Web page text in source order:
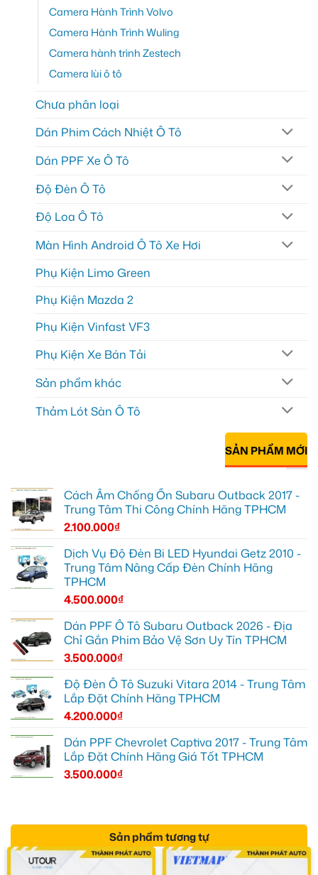
Camera Hành Trình Volvo
Camera Hành Trình Wuling
Camera hành trình Zestech
Camera lùi ô tô
Chưa phân loại
Dán Phim Cách Nhiệt Ô Tô
Dán PPF Xe Ô Tô
Độ Đèn Ô Tô
Độ Loa Ô Tô
Màn Hình Android Ô Tô Xe Hơi
Phụ Kiện Limo Green
Phụ Kiện Mazda 2
Phụ Kiện Vinfast VF3
Phụ Kiện Xe Bán Tải
Sản phẩm khác
Thảm Lót Sàn Ô Tô
SẢN PHẨM MỚI
Cách Âm Chống Ồn Subaru Outback 2017 -
Trung Tâm Thi Công Chính Hãng TPHCM
2.100.000₫
Dịch Vụ Độ Đèn Bi LED Hyundai Getz 2010 -
Trung Tâm Nâng Cấp Đèn Chính Hãng
TPHCM
4.500.000₫
Dán PPF Ô Tô Subaru Outback 2026 - Địa
Chỉ Gắn Phim Bảo Vệ Sơn Uy Tín TPHCM
3.500.000₫
Độ Đèn Ô Tô Suzuki Vitara 2014 - Trung Tâm
Lắp Đặt Chính Hãng TPHCM
4.200.000₫
Dán PPF Chevrolet Captiva 2017 - Trung Tâm
Lắp Đặt Chính Hãng Giá Tốt TPHCM
3.500.000₫
Sản phẩm tương tự